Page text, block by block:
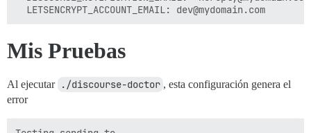
Mis Pruebas
Al ejecutar ./discourse-doctor , esta configuración genera el
error